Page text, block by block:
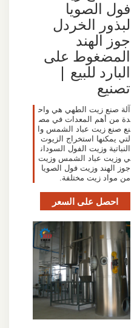
فول الصويا
لبذور الخردل
جوز الهند
المضغوط على
البارد للبيع |
تصنيع
آلة صنع زيت الطهي هي واح
دة من أهم المعدات في مص
نع صنع زيت عباد الشمس وا
لتي يمكنها استخراج الزيوت
النباتية وزيت الفول السودان
ي وزيت عباد الشمس وزيت
جوز الهند وزيت فول الصويا
من مواد زيت مختلفة.
احصل على السعر